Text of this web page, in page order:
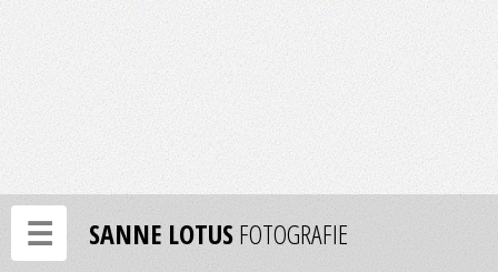
☰ SANNE LOTUSFOTOGRAFIE